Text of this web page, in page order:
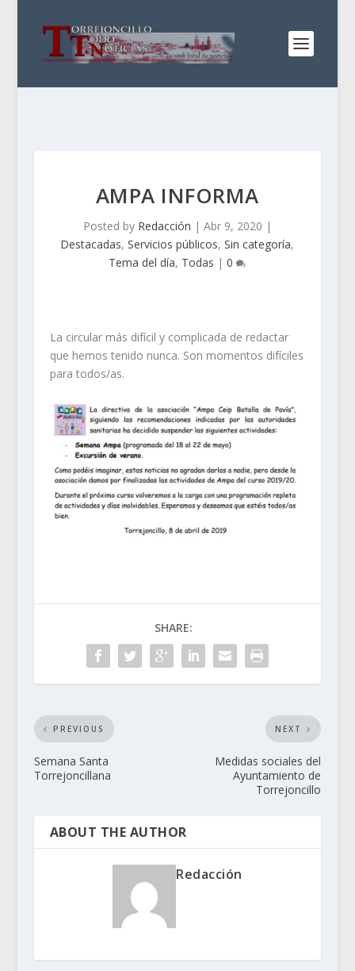
AMPA INFORMA
Posted by Redacción | Abr 9, 2020 |
Destacadas,Servicios públicos,Sin categoría,
Tema del día, Todas |0
La circular más difícil y complicada de redactar
que hemos tenido nunca. Son momentos difíciles
para todos/as.
SHARE:
PREVIOUS
Semana Santa
Torrejoncillana
NEXT
Medidas sociales del
Ayuntamiento de
Torrejoncillo
ABOUT THE AUTHOR
Redacción